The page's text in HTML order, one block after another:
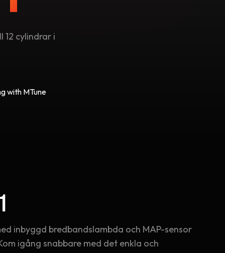
cylindrar i
with MTune
inbyggd bredbandslambda och MAP-sensor
igång snabbare med det enkla och